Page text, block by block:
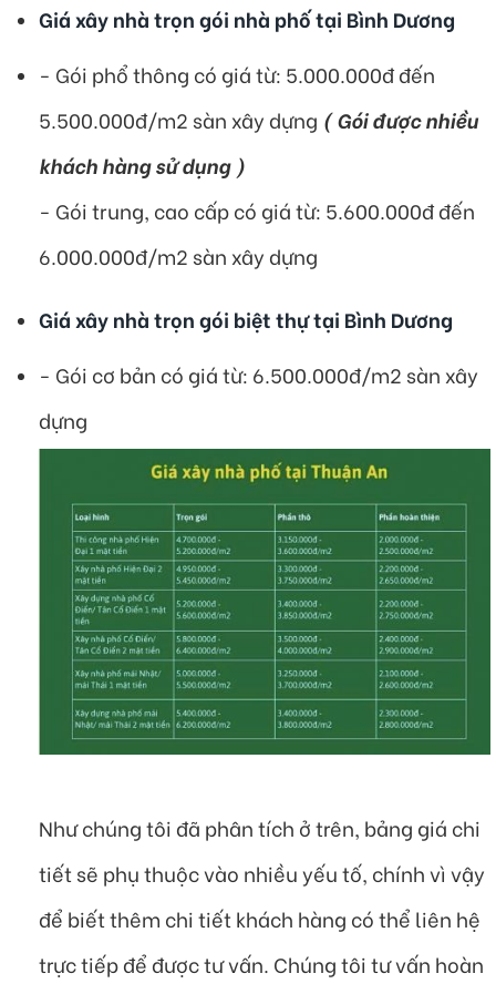
Giá xây nhà trọn gói nhà phố tại Bình Dương
​- Gói phổ thông có giá từ: 5.000.000đ đến
5.500.000đ/m2 sàn xây dựng ( Gói được nhiều
khách hàng sử dụng )
- Gói trung, cao cấp có giá từ: 5.600.000đ đến
6.000.000đ/m2 sàn xây dựng
Giá xây nhà trọn gói biệt thự tại Bình Dương
- Gói cơ bản có giá từ: 6.500.000đ/m2 sàn xây
dựng
Như chúng tôi đã phân tích ở trên, bảng giá chi
tiết sẽ phụ thuộc vào nhiều yếu tố, chính vì vậy
để biết thêm chi tiết khách hàng có thể liên hệ
trực tiếp để được tư vấn. Chúng tôi tư vấn hoàn